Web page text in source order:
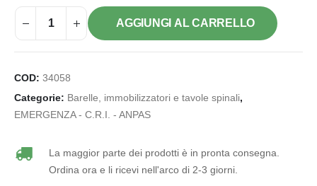
AGGIUNGI AL CARRELLO
COD: 34058
Categorie: Barelle, immobilizzatori e tavole spinali,
EMERGENZA - C.R.I. - ANPAS
La maggior parte dei prodotti è in pronta consegna.
Ordina ora e li ricevi nell'arco di 2-3 giorni.